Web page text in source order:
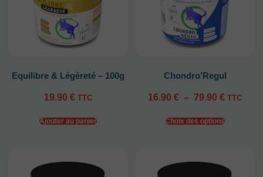
Equilibre & Légèreté – 100g
19.90 € TTC
Ajouter au panier
Chondro’Regul
16.90 € – 79.90 € TTC
Choix des options